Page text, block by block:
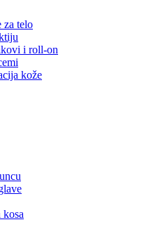
za telo
i roll-on
kože
kosa